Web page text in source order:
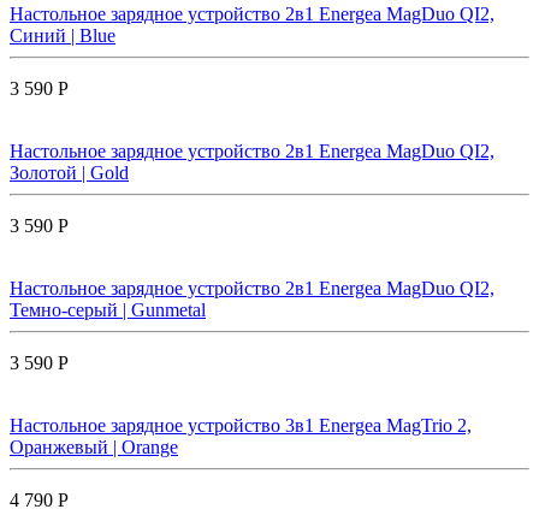
Настольное зарядное устройство 2в1 Energea MagDuo QI2,
Синий | Blue
3 590 Р
Настольное зарядное устройство 2в1 Energea MagDuo QI2,
Золотой | Gold
3 590 Р
Настольное зарядное устройство 2в1 Energea MagDuo QI2,
Темно-серый | Gunmetal
3 590 Р
Настольное зарядное устройство 3в1 Energea MagTrio 2,
Оранжевый | Orange
4 790 Р